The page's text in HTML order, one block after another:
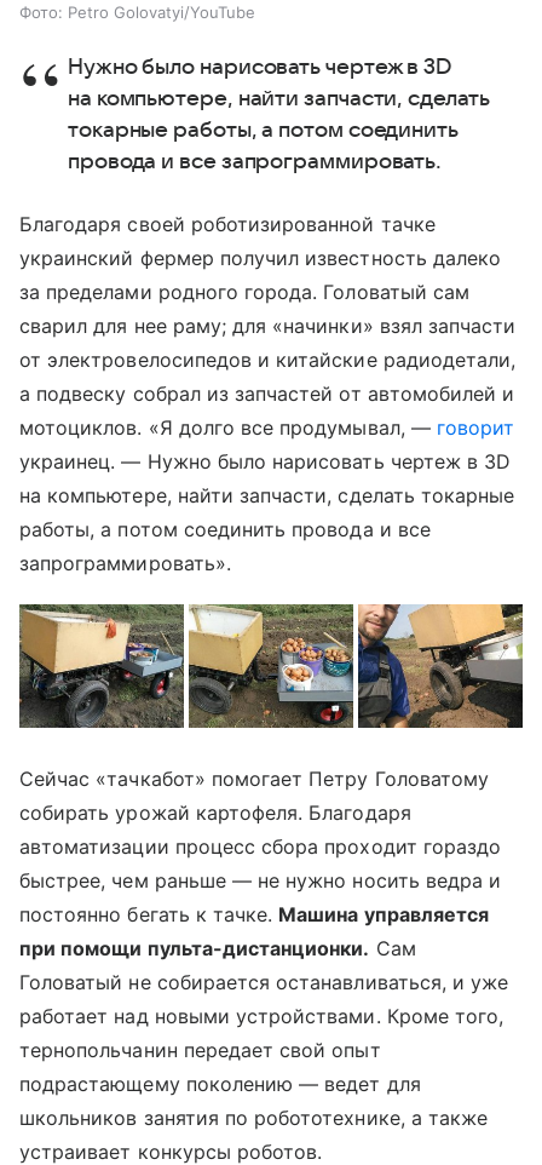
Фото: Petro Golovatyi/YouTube
Нужно было нарисовать чертеж в 3D
на компьютере, найти запчасти, сделать
токарные работы, а потом соединить
провода и все запрограммировать.
Благодаря своей роботизированной тачке
украинский фермер получил известность далеко
за пределами родного города. Головатый сам
сварил для нее раму; для «начинки» взял запчасти
от электровелосипедов и китайские радиодетали,
а подвеску собрал из запчастей от автомобилей и
мотоциклов. «Я долго все продумывал, — говорит
украинец. — Нужно было нарисовать чертеж в 3D
на компьютере, найти запчасти, сделать токарные
работы, а потом соединить провода и все
запрограммировать».
Сейчас «тачкабот» помогает Петру Головатому
собирать урожай картофеля. Благодаря
автоматизации процесс сбора проходит гораздо
быстрее, чем раньше — не нужно носить ведра и
постоянно бегать к тачке. Машина управляется
при помощи пульта-дистанционки. Сам
Головатый не собирается останавливаться, и уже
работает над новыми устройствами. Кроме того,
тернопольчанин передает свой опыт
подрастающему поколению — ведет для
школьников занятия по робототехнике, а также
устраивает конкурсы роботов.